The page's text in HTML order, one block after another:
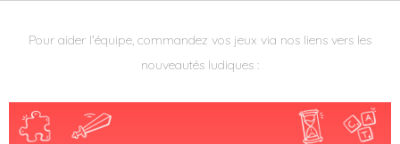
Pour aider l'équipe, commandez vos jeux via nos liens vers les
nouveautés ludiques :